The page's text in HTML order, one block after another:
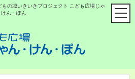
の城いきいきプロジェクト こども広場じゃ
けん・ぽん